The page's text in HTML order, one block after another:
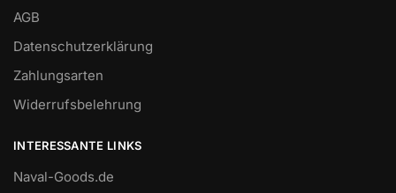
AGB
Datenschutzerklärung
Zahlungsarten
Widerrufsbelehrung
INTERESSANTE LINKS
Naval-Goods.de